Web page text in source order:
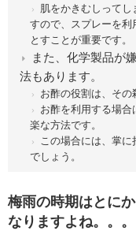
肌をかきむしって
すので、スプレーを
とすことが重要です。
また、化学製品が
法もあります。
お酢の役割は、その
お酢を利用する場
楽な方法です。
この場合には、掌
でしょう。
梅雨の時期はとに
なりますよね。。。